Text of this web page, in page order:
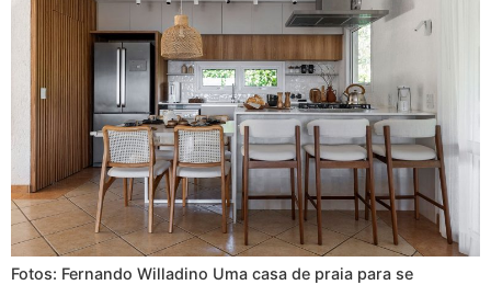
Fotos: Fernando Willadino Uma casa de praia para se